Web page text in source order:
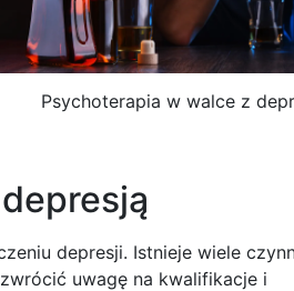
Psychoterapia w walce z
depresji. Istnieje wiele
uwagę na kwalifikacje i